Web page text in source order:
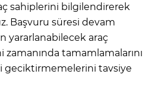
sahiplerini bilgilendirerek
Başvuru süresi devam
yararlanabilecek araç
tamamlamalarını
geciktirmemelerini tavsiye